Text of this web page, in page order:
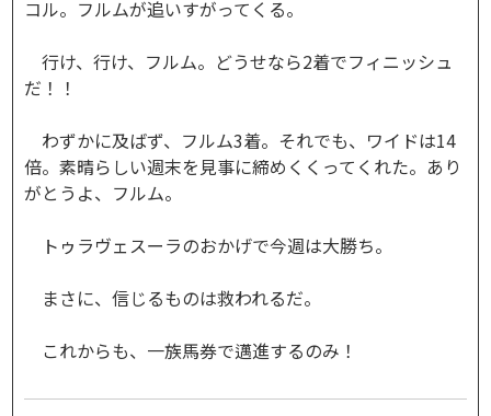
コル。フルムが追いすがってくる。
行け、行け、フルム。どうせなら2着でフィニッシュ
だ！！
わずかに及ばず、フルム3着。それでも、ワイドは14
倍。素晴らしい週末を見事に締めくくってくれた。あり
がとうよ、フルム。
トゥラヴェスーラのおかげで今週は大勝ち。
まさに、信じるものは救われるだ。
これからも、一族馬券で邁進するのみ！